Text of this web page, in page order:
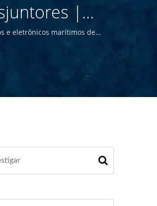
|
Marinhos
e eletrônicos marítimos de
de alta qualidade